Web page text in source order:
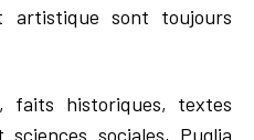
artistique sont toujours
faits historiques, textes
sciences sociales, Puglia